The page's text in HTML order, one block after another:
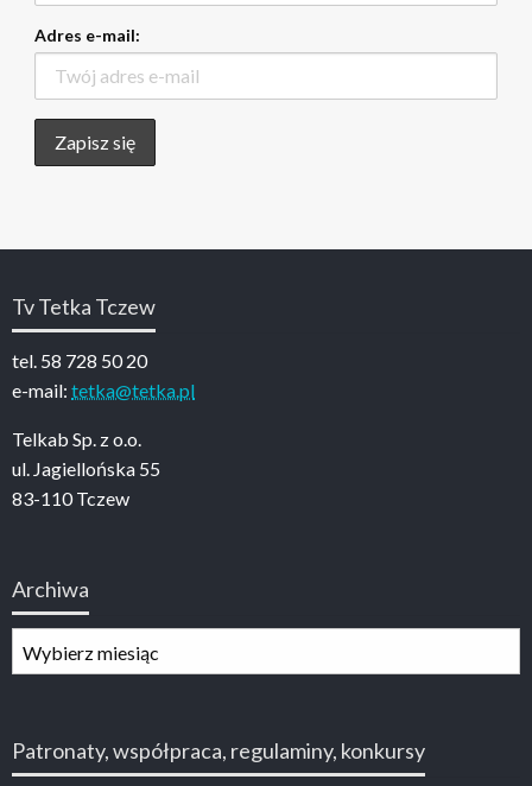
Adres e-mail:
Tv Tetka Tczew
tel. 58 728 50 20
e-mail: tetka@tetka.pl
Telkab Sp. z o.o.
ul. Jagiellońska 55
83-110 Tczew
Archiwa
Patronaty, współpraca, regulaminy, konkursy